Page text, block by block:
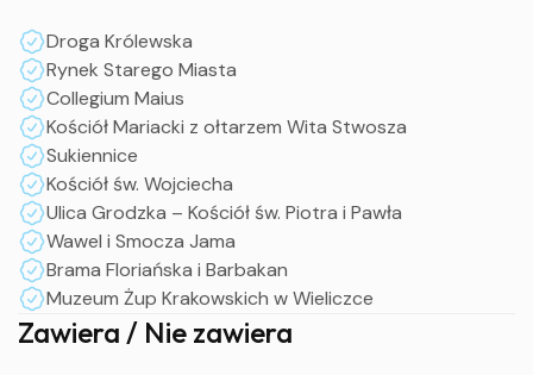
Śniadanie
Zwiedzanie Krakowa z przewodnikiem: Manufaktura
Cukierków "Ciuciu", Planty, Kościół św. Wojciecha, ul.
Grodzka, Kościół św. Piotra i Pawła, Kazimierz
Czas na zakup pamiątek
Opcjonalnie „Wioski Świata“
Obiadokolacja i nocleg
III dzień
Droga Królewska
Rynek Starego Miasta
Collegium Maius
Kościół Mariacki z ołtarzem Wita Stwosza
Sukiennice
Kościół św. Wojciecha
Ulica Grodzka – Kościół św. Piotra i Pawła
Wawel i Smocza Jama
Brama Floriańska i Barbakan
Muzeum Żup Krakowskich w Wieliczce
Zawiera / Nie zawiera